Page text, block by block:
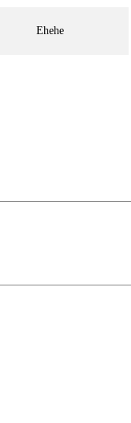
Ehehe